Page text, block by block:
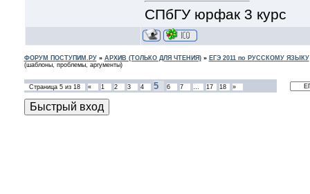
СПбГУ юрфак 3 курс
ФОРУМ ПОСТУПИМ.РУ» АРХИВ (ТОЛЬКО ДЛЯ ЧТЕНИЯ)» ЕГЭ 2011 по РУССКОМУ ЯЗЫКУ
(шаблоны, проблемы, аргументы)
Страница 5из 18 « 1 2 3 4 5 6 7 … 17 18 »